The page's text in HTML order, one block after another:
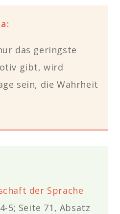
das geringste
gibt, wird
sein, die Wahrheit
der Sprache
5; Seite 71, Absatz